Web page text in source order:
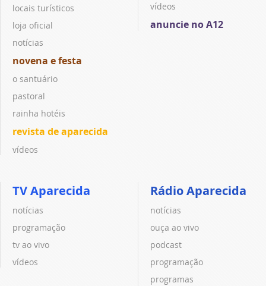
locais turísticos
loja oficial
notícias
novena e festa
o santuário
pastoral
rainha hotéis
revista de aparecida
vídeos
vídeos
anuncie no A12
TV Aparecida
notícias
programação
tv ao vivo
vídeos
Rádio Aparecida
notícias
ouça ao vivo
podcast
programação
programas